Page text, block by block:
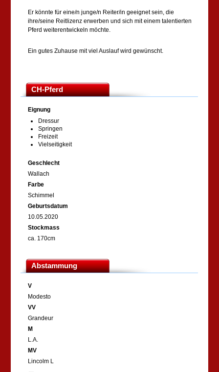
Er könnte für eine/n junge/n Reiter/in geeignet sein, die
ihre/seine Reitlizenz erwerben und sich mit einem talentierten
Pferd weiterentwickeln möchte.
Ein gutes Zuhause mit viel Auslauf wird gewünscht.
CH-Pferd
Eignung
Dressur
Springen
Freizeit
Vielseitigkeit
Geschlecht
Wallach
Farbe
Schimmel
Geburtsdatum
10.05.2020
Stockmass
ca. 170cm
Abstammung
V
Modesto
VV
Grandeur
M
L.A.
MV
Lincolm L